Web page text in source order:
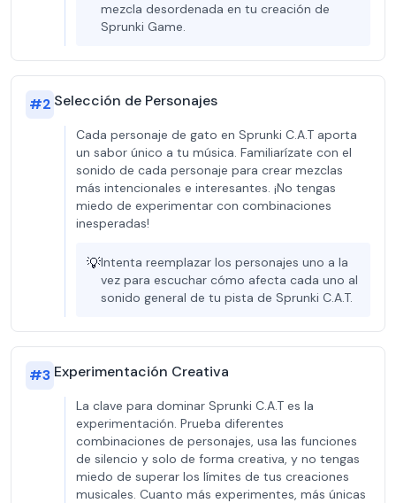
mezcla desordenada en tu creación de
Sprunki Game.
#2 Selección de Personajes
Cada personaje de gato en Sprunki C.A.T aporta
un sabor único a tu música. Familiarízate con el
sonido de cada personaje para crear mezclas
más intencionales e interesantes. ¡No tengas
miedo de experimentar con combinaciones
inesperadas!
💡Intenta reemplazar los personajes uno a la
vez para escuchar cómo afecta cada uno al
sonido general de tu pista de Sprunki C.A.T.
#3 Experimentación Creativa
La clave para dominar Sprunki C.A.T es la
experimentación. Prueba diferentes
combinaciones de personajes, usa las funciones
de silencio y solo de forma creativa, y no tengas
miedo de superar los límites de tus creaciones
musicales. Cuanto más experimentes, más únicas